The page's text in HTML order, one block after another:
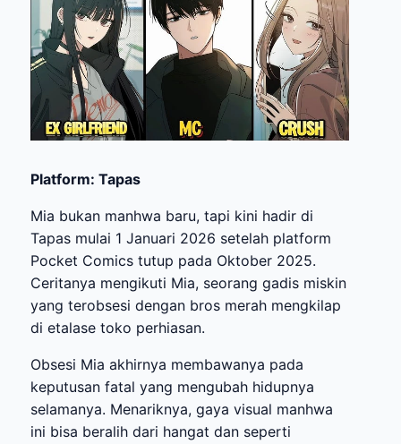
Platform: Tapas
Mia bukan manhwa baru, tapi kini hadir di
Tapas mulai 1 Januari 2026 setelah platform
Pocket Comics tutup pada Oktober 2025.
Ceritanya mengikuti Mia, seorang gadis miskin
yang terobsesi dengan bros merah mengkilap
di etalase toko perhiasan.
Obsesi Mia akhirnya membawanya pada
keputusan fatal yang mengubah hidupnya
selamanya. Menariknya, gaya visual manhwa
ini bisa beralih dari hangat dan seperti